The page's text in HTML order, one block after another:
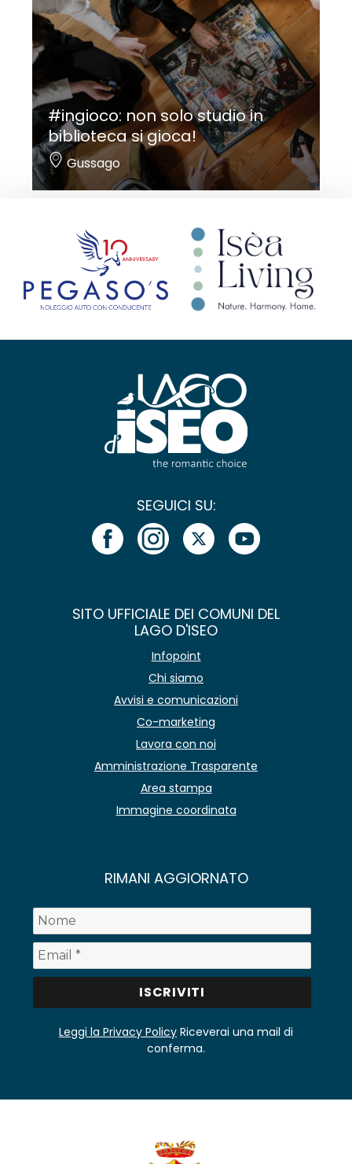
#ingioco: non solo studio in
biblioteca si gioca!
Gussago
SEGUICI SU:
SITO UFFICIALE DEI COMUNI DEL
LAGO D'ISEO
Infopoint
Chi siamo
Avvisi e comunicazioni
Co-marketing
Lavora con noi
Amministrazione Trasparente
Area stampa
Immagine coordinata
RIMANI AGGIORNATO
Leggi la Privacy Policy Riceverai una mail di
conferma.